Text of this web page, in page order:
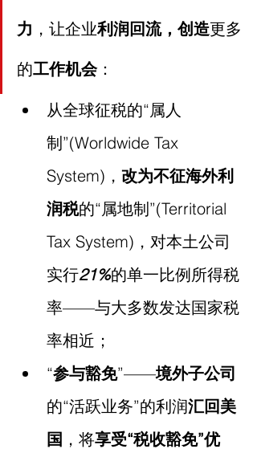
力 ，让企业利润回流，创造更多
的工作机会：
从全球征税的“属人
制”(Worldwide Tax
System)， 改为不征海外利
润税的“属地制”(Territorial
Tax System)，对本土公司
实行21%的单一比例所得税
率——与大多数发达国家税
率相近；
“参与豁免”——境外子公司
的“活跃业务”的利润汇回美
国 ，将享受“税收豁免”优